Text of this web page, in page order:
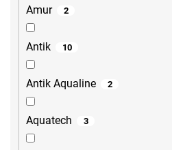
Amur 2
Antik 10
Antik Aqualine 2
Aquatech 3